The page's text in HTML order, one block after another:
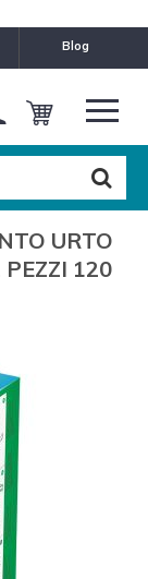
blog
URTO
PEZZI 120